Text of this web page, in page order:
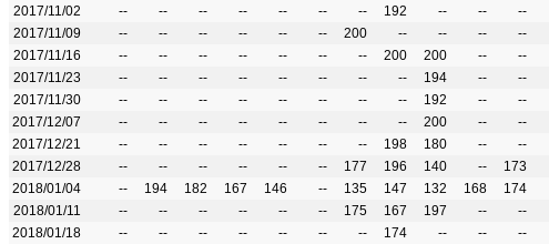
2017/11/02
-- -- -- -- -- -- -- 192 -- -- --
2017/11/09
-- -- -- -- -- -- 200 -- -- -- --
2017/11/16
-- -- -- -- -- -- -- 200 200 -- --
2017/11/23
-- -- -- -- -- -- -- -- 194 -- --
2017/11/30
-- -- -- -- -- -- -- -- 192 -- --
2017/12/07
-- -- -- -- -- -- -- -- 200 -- --
2017/12/21
-- -- -- -- -- -- -- 198 180 -- --
2017/12/28
-- -- -- -- -- -- 177 196 140 -- 173
2018/01/04
-- 194 182 167 146 -- 135 147 132 168 174
2018/01/11
-- -- -- -- -- -- 175 167 197 -- --
2018/01/18
-- -- -- -- -- -- -- 174 -- -- --